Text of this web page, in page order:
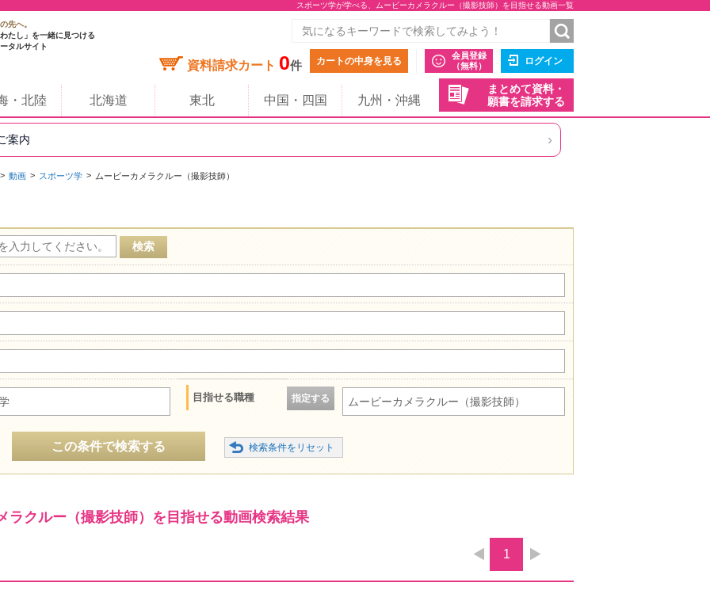
スポーツ学が学べる、ムービーカメラクルー（撮影技師）を目指せる動画一覧
先へ。
たし」を一緒に見つける
タルサイト
資料請求カート 0件 カートの中身を見る
会員登録
（無料）
ログイン
まとめて資料・
願書を請求する
・北陸 北海道 東北 中国・四国 九州・沖縄
案内 ›
動画 スポーツ学 ムービーカメラクルー（撮影技師）
目指せる職種 指定する ムービーカメラクルー（撮影技師）
この条件で検索する
ラクルー（撮影技師）を目指せる動画検索結果
1